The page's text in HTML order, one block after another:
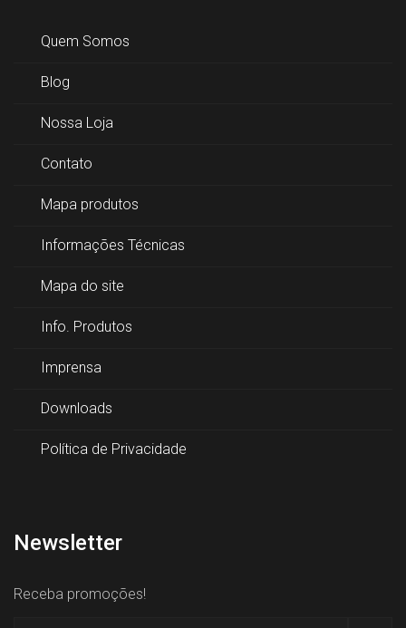
Quem Somos
Blog
Nossa Loja
Contato
Mapa produtos
Informações Técnicas
Mapa do site
Info. Produtos
Imprensa
Downloads
Política de Privacidade
Newsletter
Receba promoções!